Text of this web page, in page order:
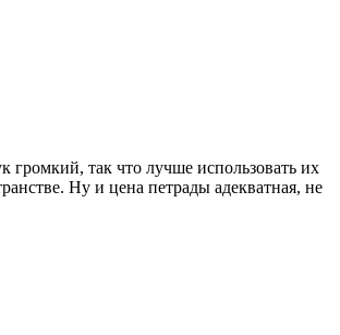
громкий, так что лучше использовать их
Ну и цена петрады адекватная, не